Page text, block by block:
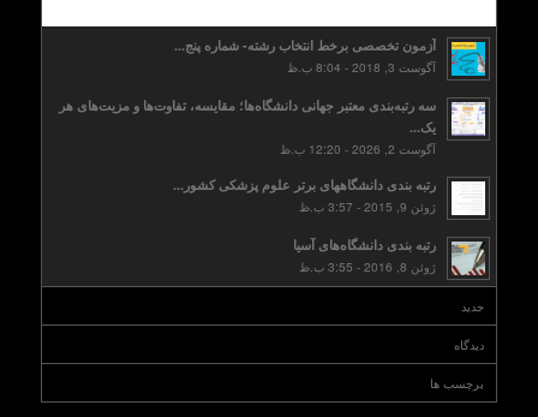
آزمون تخصصی برخط انتخاب رشته- شماره پنج...
آگوست 3, 2018 - 8:04 ب.ظ
سه رتبه‌بندی معتبر جهانی دانشگاه‌ها؛ مقایسه، تفاوت‌ها و مزیت‌های هر
یک...
آگوست 2, 2026 - 12:20 ب.ظ
رتبه بندی دانشگاههای برتر علوم پزشکی کشور...
ژوئن 9, 2015 - 3:57 ب.ظ
رتبه بندی دانشگاه‌های آسیا
ژوئن 8, 2016 - 3:55 ب.ظ
جدید
دیدگاه
برچسب ها